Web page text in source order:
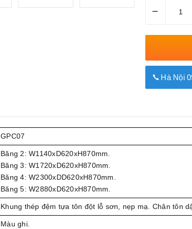
–
Hà Nội
GPC07
Băng 2: W1140xD620xH870mm.
Băng 3: W1720xD620xH870mm.
Băng 4: W2300xDD620xH870mm.
Băng 5: W2880xD620xH870mm.
Khung thép đệm tựa tôn đột lỗ sơn, nẹp mạ. Chân tôn
Màu ghi.